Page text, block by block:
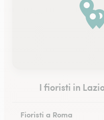
I fioristi in
Fioristi a Roma